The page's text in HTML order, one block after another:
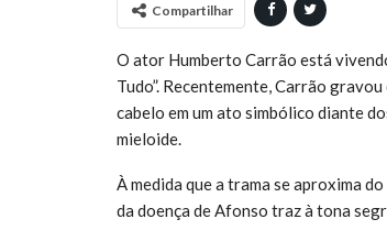
Compartilhar
O ator Humberto Carrão está
Tudo”. Recentemente, Carrão
cabelo em um ato simbólico diante
mieloide.
À medida que a trama se aproxima
da doença de Afonso traz à tona